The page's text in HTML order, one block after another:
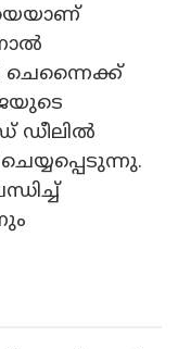
ചെന്നൈക്ക്
ഡീലിൽ
ചെയ്യപ്പെടുന്നു.